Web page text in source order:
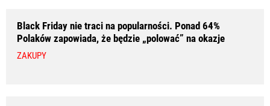
Black Friday nie traci na popularności. Ponad 64%
Polaków zapowiada, że będzie „polować” na okazje
ZAKUPY